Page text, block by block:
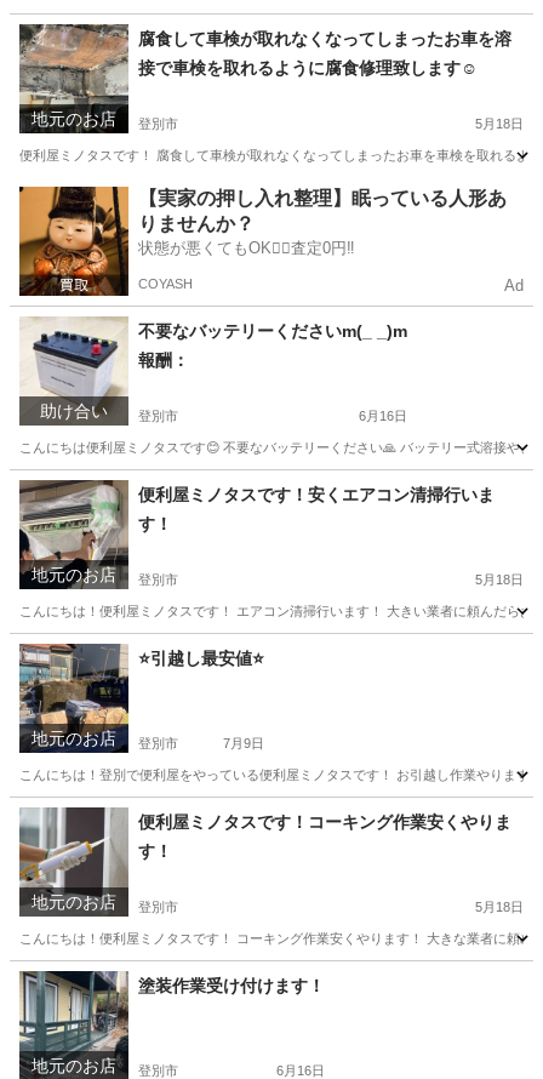
北海道 登別市 便利屋 ガレージ
地元のお店
腐食して車検が取れなくなってしまったお車を溶
接で車検を取れるように腐食修理致します☺
登別市 5月18日
便利屋ミノタスです！ 腐食して車検が取れなくなってしまったお車を車検を取れる
北海道 登別市 便利屋 無料
【実家の押し入れ整理】眠っている人形あ
りませんか？
状態が悪くてもOK🙆‍♀️査定0円‼️
COYASH Ad
助け合い
不要なバッテリーくださいm(_ _)m
報酬：
登別市 6月16日
こんにちは便利屋ミノタスです😊 不要なバッテリーください🙏 バッテリー式溶接や、
北海道 登別市 買いたい/ください 電源
地元のお店
便利屋ミノタスです！安くエアコン清掃行いま
す！
登別市 5月18日
こんにちは！便利屋ミノタスです！ エアコン清掃行います！ 大きい業者に頼んだら
北海道 登別市 便利屋 無料
地元のお店
⭐️引越し最安値⭐️
登別市 7月9日
こんにちは！登別で便利屋をやっている便利屋ミノタスです！ お引越し作業やりま
北海道 登別市 引っ越し
地元のお店
便利屋ミノタスです！コーキング作業安くやりま
す！
登別市 5月18日
こんにちは！便利屋ミノタスです！ コーキング作業安くやります！ 大きな業者に頼
北海道 登別市 便利屋 無料
地元のお店
塗装作業受け付けます！
登別市 6月16日